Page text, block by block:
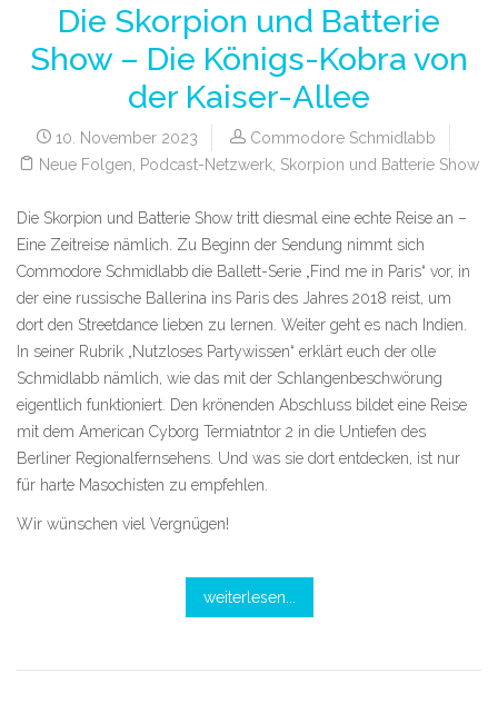
Die Skorpion und Batterie
Show – Die Königs-Kobra von
der Kaiser-Allee
10. November 2023
Commodore Schmidlabb
Neue Folgen
Podcast-Netzwerk Skorpion und Batterie Show
Die Skorpion und Batterie Show tritt diesmal eine echte Reise an –
Eine Zeitreise nämlich. Zu Beginn der Sendung nimmt sich
Commodore Schmidlabb die Ballett-Serie „Find me in Paris“ vor, in
der eine russische Ballerina ins Paris des Jahres 2018 reist, um
dort den Streetdance lieben zu lernen. Weiter geht es nach Indien.
In seiner Rubrik „Nutzloses Partywissen“ erklärt euch der olle
Schmidlabb nämlich, wie das mit der Schlangenbeschwörung
eigentlich funktioniert. Den krönenden Abschluss bildet eine Reise
mit dem American Cyborg Termiatntor 2 in die Untiefen des
Berliner Regionalfernsehens. Und was sie dort entdecken, ist nur
für harte Masochisten zu empfehlen.
Wir wünschen viel Vergnügen!
weiterlesen...